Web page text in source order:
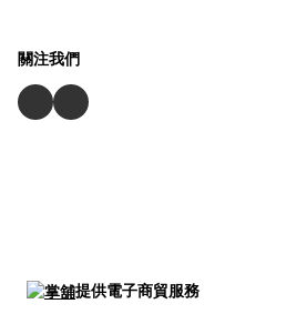
關注我們
提供電子商貿服務